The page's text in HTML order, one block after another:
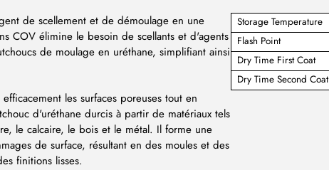
de scellement et de démoulage en une
COV élimine le besoin de scellants et d'agents
de moulage en uréthane, simplifiant ainsi
les surfaces poreuses tout en
d'uréthane durcis à partir de matériaux tels
le calcaire, le bois et le métal. Il forme une
de surface, résultant en des moules et des
finitions lisses.
Storage Temperature
Flash Point
Dry Time First Coat
Dry Time Second Coat